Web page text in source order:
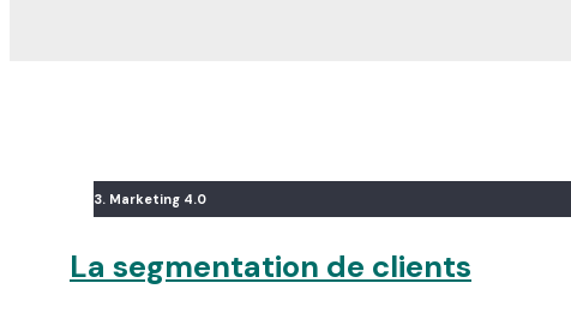
3. Marketing 4.0
La segmentation de clients